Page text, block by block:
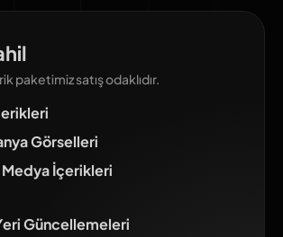
paketimiz satış odaklıdır.
Görselleri
Medya İçerikleri
Güncellemeleri